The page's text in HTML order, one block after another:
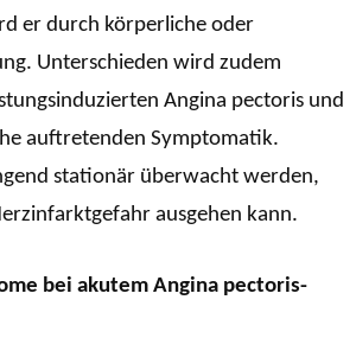
er durch körperliche oder
Unterschieden wird zudem
Angina pectoris und
auftretenden Symptomatik.
stationär überwacht werden,
ausgehen kann.
bei akutem Angina pectoris-